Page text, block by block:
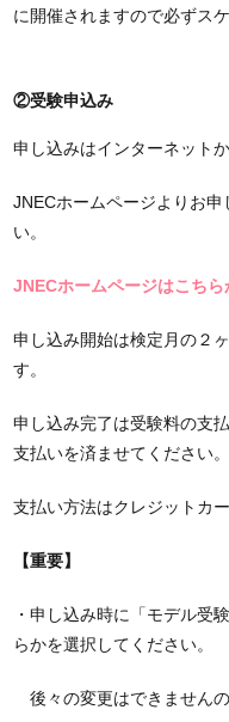
に開催されますので必ずス
②受験申込み
申し込みはインターネット
JNECホームページよりお
い。
JNECホームページはこちら
申し込み開始は検定月の２
す。
申し込み完了は受験料の支
支払いを済ませてください。
支払い方法はクレジットカ
【重要】
・申し込み時に「モデル受
らかを選択してください。
後々の変更はできませんの